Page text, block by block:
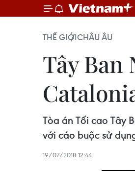
THẾ GIỚICHÂU ÂU
Tây
Tòa án Tối cao Tây
với cáo buộc sử
19/07/2018 12:44